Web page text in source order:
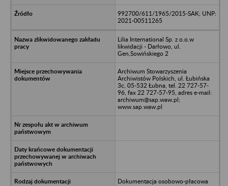
992700/611/1965/2015-SAK; UNP:
2021-00511265
Lilia International Sp. z o.o.w
likwidacji - Darłowo, ul.
Gen,Sowińskiego 2
Archiwum Stowarzyszenia
Archiwistów Polskich, ul. Łubińska
3c, 05-532 Łubna, tel. 22 727-57-
96, fax 22 727-57-95, adres e-mail:
archiwum@sap.waw.pl;
www.sap.waw.pl
Dokumentacja osobowo-płacowa